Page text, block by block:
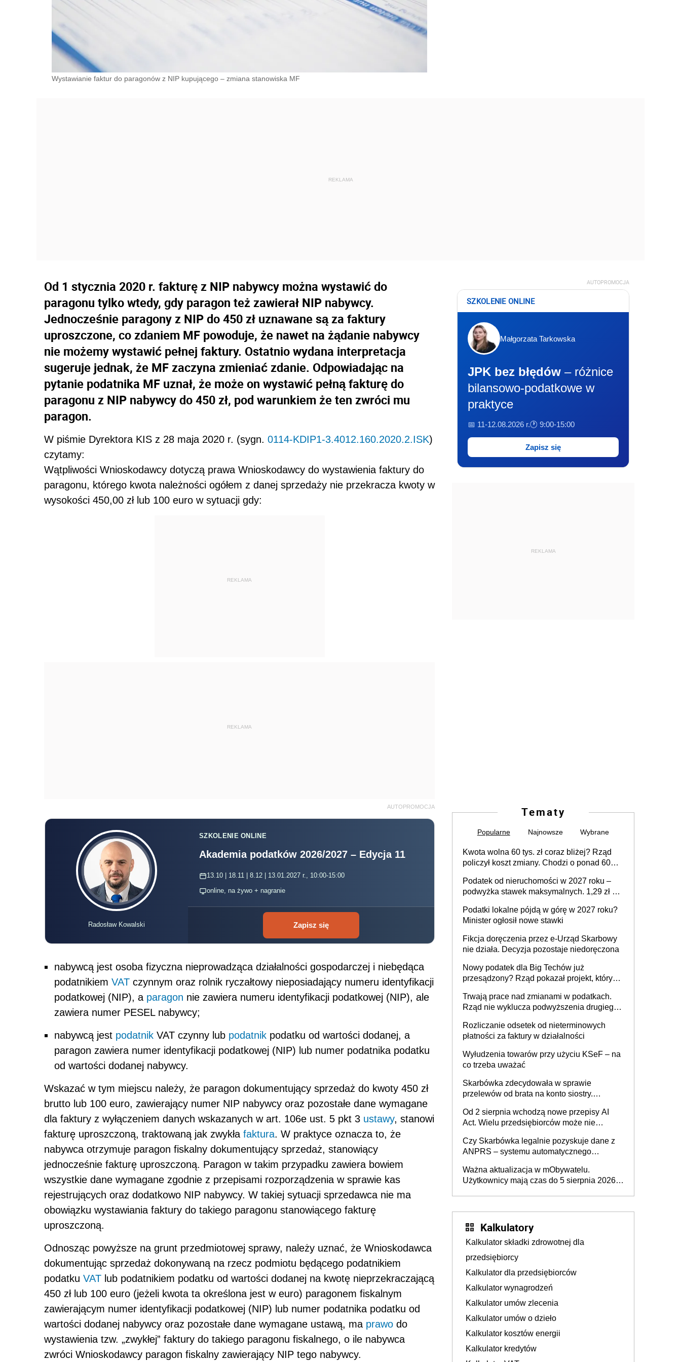
Wystawianie faktur do paragonów z NIP kupującego – zmiana stanowiska MF
Od 1 stycznia 2020 r. fakturę z NIP nabywcy można wystawić do
paragonu tylko wtedy, gdy paragon też zawierał NIP nabywcy.
Jednocześnie paragony z NIP do 450 zł uznawane są za faktury
uproszczone, co zdaniem MF powoduje, że nawet na żądanie nabywcy
nie możemy wystawić pełnej faktury. Ostatnio wydana interpretacja
sugeruje jednak, że MF zaczyna zmieniać zdanie. Odpowiadając na
pytanie podatnika MF uznał, że może on wystawić pełną fakturę do
paragonu z NIP nabywcy do 450 zł, pod warunkiem że ten zwróci mu
paragon.
W piśmie Dyrektora KIS z 28 maja 2020 r. (sygn. 0114-KDIP1-3.4012.160.2020.2.ISK)
czytamy:
Wątpliwości Wnioskodawcy dotyczą prawa Wnioskodawcy do wystawienia faktury do
paragonu, którego kwota należności ogółem z danej sprzedaży nie przekracza kwoty w
wysokości 450,00 zł lub 100 euro w sytuacji gdy:
REKLAMA
REKLAMA
AUTOPROMOCJA
Radosław Kowalski
SZKOLENIE ONLINE
Akademia podatków 2026/2027 – Edycja 11
13.10 | 18.11 | 8.12 | 13.01.2027 r., 10:00-15:00
online, na żywo + nagranie
Zapisz się
nabywcą jest osoba fizyczna nieprowadząca działalności gospodarczej i niebędąca
podatnikiem VAT czynnym oraz rolnik ryczałtowy nieposiadający numeru identyfikacji
podatkowej (NIP), a paragon nie zawiera numeru identyfikacji podatkowej (NIP), ale
zawiera numer PESEL nabywcy;
nabywcą jest podatnik VAT czynny lub podatnik podatku od wartości dodanej, a
paragon zawiera numer identyfikacji podatkowej (NIP) lub numer podatnika podatku
od wartości dodanej nabywcy.
Wskazać w tym miejscu należy, że paragon dokumentujący sprzedaż do kwoty 450 zł
brutto lub 100 euro, zawierający numer NIP nabywcy oraz pozostałe dane wymagane
dla faktury z wyłączeniem danych wskazanych w art. 106e ust. 5 pkt 3 ustawy, stanowi
fakturę uproszczoną, traktowaną jak zwykła faktura. W praktyce oznacza to, że
nabywca otrzymuje paragon fiskalny dokumentujący sprzedaż, stanowiący
jednocześnie fakturę uproszczoną. Paragon w takim przypadku zawiera bowiem
wszystkie dane wymagane zgodnie z przepisami rozporządzenia w sprawie kas
rejestrujących oraz dodatkowo NIP nabywcy. W takiej sytuacji sprzedawca nie ma
obowiązku wystawiania faktury do takiego paragonu stanowiącego fakturę
uproszczoną.
Odnosząc powyższe na grunt przedmiotowej sprawy, należy uznać, że Wnioskodawca
dokumentując sprzedaż dokonywaną na rzecz podmiotu będącego podatnikiem
podatku VAT lub podatnikiem podatku od wartości dodanej na kwotę nieprzekraczającą
450 zł lub 100 euro (jeżeli kwota ta określona jest w euro) paragonem fiskalnym
zawierającym numer identyfikacji podatkowej (NIP) lub numer podatnika podatku od
wartości dodanej nabywcy oraz pozostałe dane wymagane ustawą, ma prawo do
wystawienia tzw. „zwykłej” faktury do takiego paragonu fiskalnego, o ile nabywca
zwróci Wnioskodawcy paragon fiskalny zawierający NIP tego nabywcy.
AUTOPROMOCJA
SZKOLENIE ONLINE
Małgorzata Tarkowska
JPK bez błędów – różnice
bilansowo-podatkowe w
praktyce
📅 11-12.08.2026 r.🕐 9:00-15:00
Zapisz się
REKLAMA
Tematy
Popularne Najnowsze Wybrane
Kwota wolna 60 tys. zł coraz bliżej? Rząd
policzył koszt zmiany. Chodzi o ponad 60
Podatek od nieruchomości w 2027 roku –
podwyżka stawek maksymalnych. 1,29 zł za
budynków i lokali związanych z
prowadzeniem działalności gospodarczej
Podatki lokalne pójdą w górę w 2027 roku?
Minister ogłosił nowe stawki
Fikcja doręczenia przez e-Urząd Skarbowy
nie działa. Decyzja pozostaje niedoręczona
Nowy podatek dla Big Techów już
przesądzony? Rząd pokazał projekt, który
Trwają prace nad zmianami w podatkach.
Rząd nie wyklucza podwyższenia drugiego
Rozliczanie odsetek od nieterminowych
płatności za faktury w działalności
Wyłudzenia towarów przy użyciu KSeF – na
co trzeba uważać
Skarbówka zdecydowała w sprawie
przelewów od brata na konto siostry.
darowizna, ale podatku jednak nie będzie
Od 2 sierpnia wchodzą nowe przepisy AI
Act. Wielu przedsiębiorców może nie
Czy Skarbówka legalnie pozyskuje dane z
ANPRS – systemu automatycznego
pojazdów z kamer drogowych?
Ważna aktualizacja w mObywatelu.
Użytkownicy mają czas do 5 sierpnia 2026
Kalkulatory
Kalkulator składki zdrowotnej dla
przedsiębiorcy
Kalkulator dla przedsiębiorców
Kalkulator wynagrodzeń
Kalkulator umów zlecenia
Kalkulator umów o dzieło
Kalkulator kosztów energii
Kalkulator kredytów